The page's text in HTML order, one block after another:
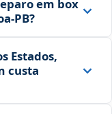
em box
Estados,
custa